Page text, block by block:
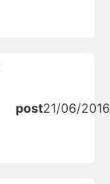
post21/06/2016